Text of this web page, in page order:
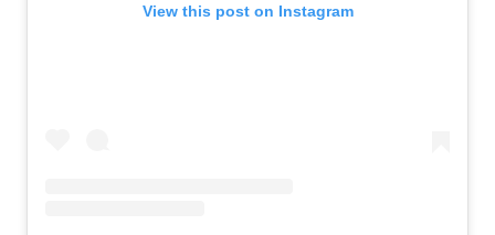
View this post on Instagram